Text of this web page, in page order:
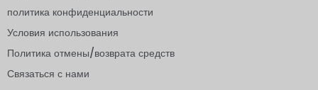
евро
ая
политика конфиденциальности
Условия использования
Политика отмены/возврата средств
Связаться с нами